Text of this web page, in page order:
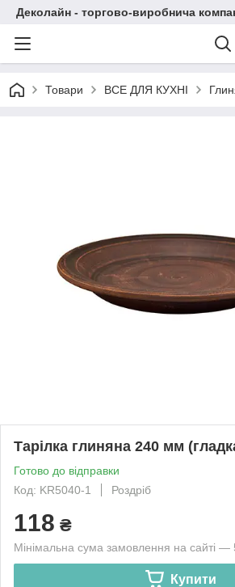
Деколайн - торгово-виробнича
Товари ВСЕ ДЛЯ КУХНІ
Тарілка глиняна 240 мм
Готово до відправки
Код: KR5040-1
Роздріб
118 ₴
Мінімальна сума замовлення на сайті —
Купити